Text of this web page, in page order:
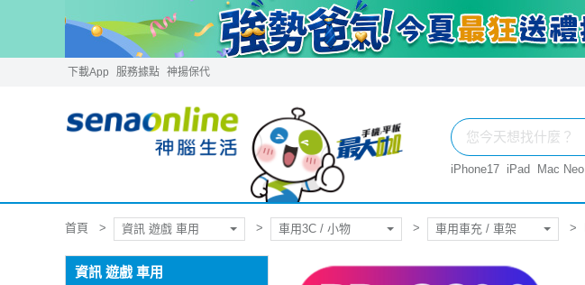
下載App 服務據點 神揚保代
iPhone17 iPad Mac Neo
首頁 資訊 遊戲 車用 車用3C / 小物 車用車充 / 車架
資訊 遊戲 車用